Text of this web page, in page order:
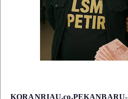
KORANRIAU.co,PEKANBARU-